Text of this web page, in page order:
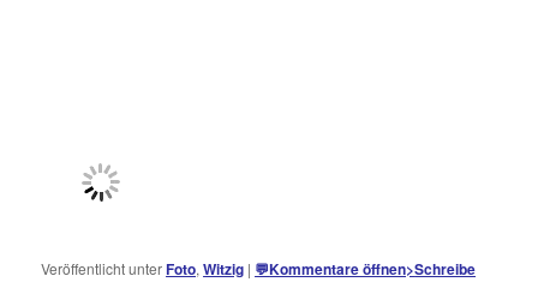
Veröffentlicht unterFoto,Witzig | 💬Kommentare öffnen>Schreibe